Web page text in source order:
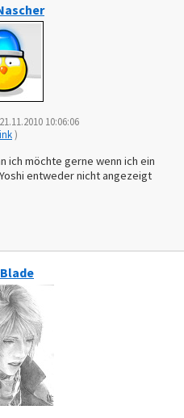
10:06:06
)
ich möchte gerne wenn ich ein
entweder nicht angezeigt